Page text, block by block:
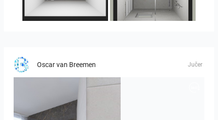
23-030409 bnr. 10
Oscar van Breemen Jučer